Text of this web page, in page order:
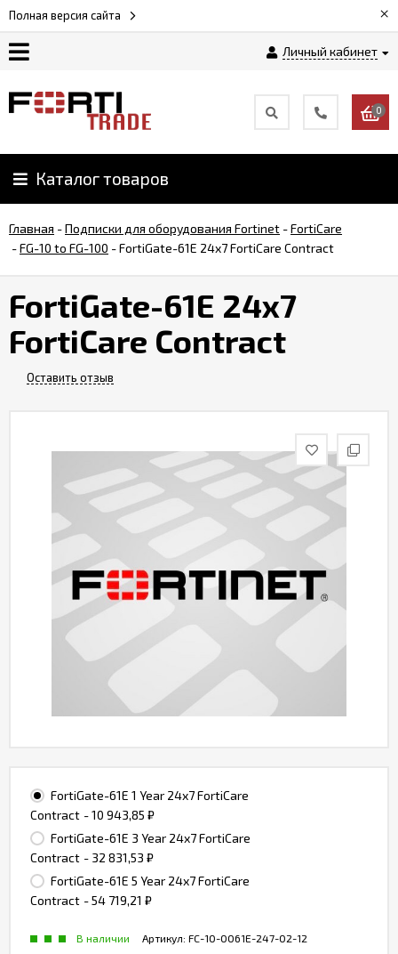
Полная версия сайта ×
Личный кабинет
Как
Доставка
и
оплата
0
Каталог товаров
Главная -Подписки для оборудования Fortinet -FortiCare
-FG-10 to FG-100 -FortiGate-61E 24x7 FortiCare Contract
FortiGate-61E 24x7
FortiCare Contract
Оставить отзыв
FortiGate-61E 1 Year 24x7 FortiCare
Contract - 10 943,85 ₽
FortiGate-61E 3 Year 24x7 FortiCare
Contract - 32 831,53 ₽
FortiGate-61E 5 Year 24x7 FortiCare
Contract - 54 719,21 ₽
Артикул: FC-10-0061E-247-02-12
В наличии